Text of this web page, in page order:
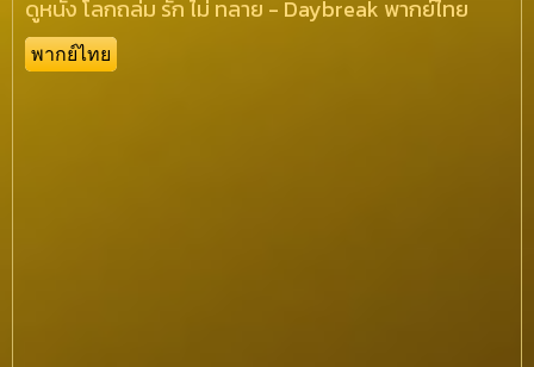
ดูหนัง โลกถล่ม รัก ไม่ ทลาย - Daybreak พากย์ไทย
พากย์ไทย